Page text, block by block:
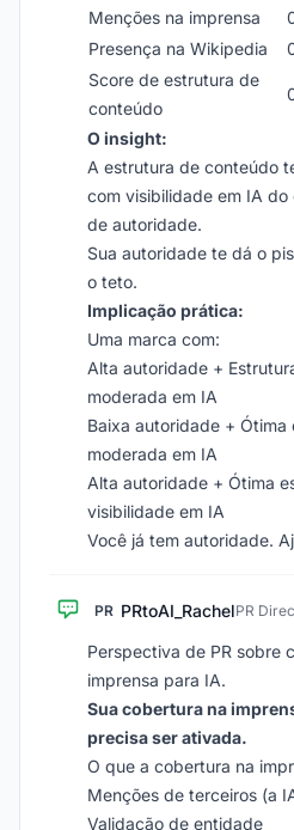
Menções na imprensa
Presença na Wikipedia
Score de estrutura de
conteúdo
O insight:
A estrutura de conteúdo
com visibilidade em IA
de autoridade.
Sua autoridade te dá o
o teto.
Implicação prática:
Uma marca com:
Alta autoridade +
moderada em IA
Baixa autoridade +
moderada em IA
Alta autoridade + Ótima
visibilidade em IA
Você já tem autoridade.
PR PRtoAI_RachelPR
Perspectiva de PR sobre
imprensa para IA.
Sua cobertura na
precisa ser ativada.
O que a cobertura na
Menções de terceiros (a
Validação de entidade